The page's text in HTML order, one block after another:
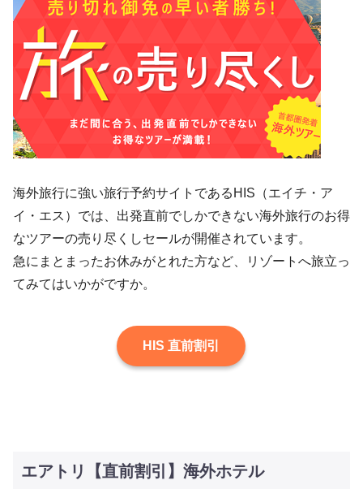
海外旅行に強い旅行予約サイトであるHIS（エイチ・ア
イ・エス）では、出発直前でしかできない海外旅行のお得
なツアーの売り尽くしセールが開催されています。
急にまとまったお休みがとれた方など、リゾートへ旅立っ
てみてはいかがですか。
HIS 直前割引
エアトリ【直前割引】海外ホテル